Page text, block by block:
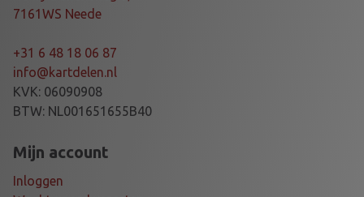
R
R
O
G
E
O
P
7161WS Neede
+31 6 48 18 06 87
info@kartdelen.nl
KVK: 06090908
BTW: NL001651655B40
Mijn account
Inloggen